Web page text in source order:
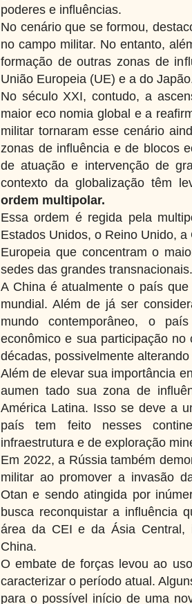
poderes e influências.
No cenário que se formou,
no campo militar. No entanto,
formação de outras zonas de
União Europeia (UE) e a do
No século XXI, contudo, a
maior eco nomia global e a
militar tornaram esse cenário
zonas de influência e de blocos
de atuação e intervenção de
contexto da globalização têm
ordem multipolar.
Essa ordem é regida pela
Estados Unidos, o Reino Unido,
Europeia que concentram o
sedes das grandes transnacionais.
A China é atualmente o país
mundial. Além de já ser
mundo contemporâneo, o
econômico e sua participação
décadas, possivelmente
Além de elevar sua importância
aumen tado sua zona de
América Latina. Isso se deve a
país tem feito nesses
infraestrutura e de exploração
Em 2022, a Rússia também
militar ao promover a invasão
Otan e sendo atingida por
busca reconquistar a influência
área da CEI e da Ásia Central,
China.
O embate de forças levou ao
caracterizar o período atual.
para o possível início de uma